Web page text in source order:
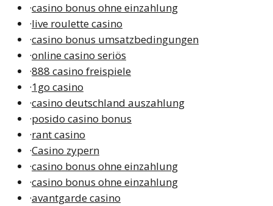
·casino bonus ohne einzahlung
·live roulette casino
·casino bonus umsatzbedingungen
·online casino seriös
·888 casino freispiele
·1go casino
·casino deutschland auszahlung
·posido casino bonus
·rant casino
·Casino zypern
·casino bonus ohne einzahlung
·casino bonus ohne einzahlung
·avantgarde casino